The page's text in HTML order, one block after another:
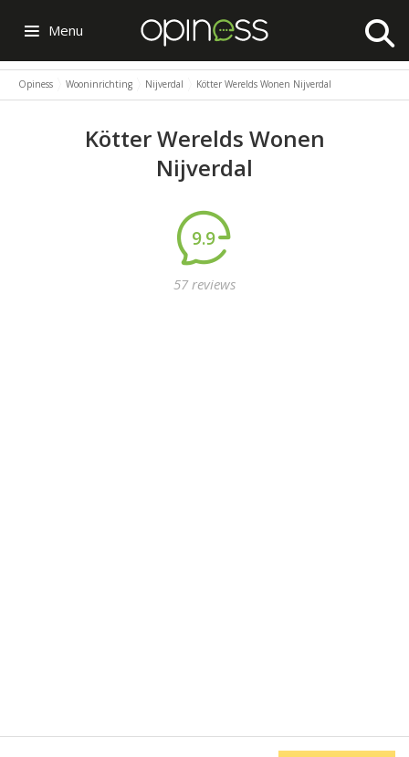
Menu
Opiness Wooninrichting Nijverdal Kötter Werelds Wonen Nijverdal
Kötter Werelds Wonen
Nijverdal
9.9
57 reviews